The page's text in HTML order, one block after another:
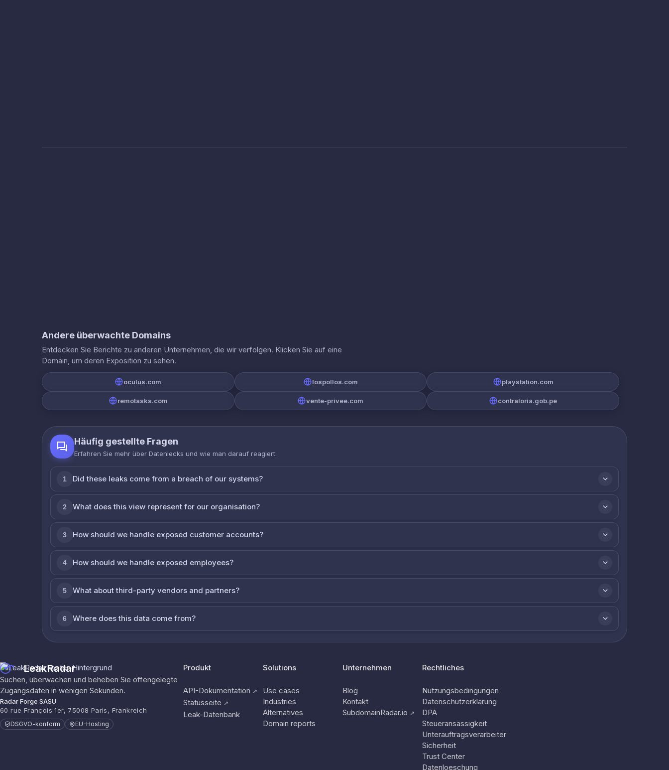
Andere überwachte Domains
Entdecken Sie Berichte zu anderen Unternehmen, die wir verfolgen. Klicken Sie auf eine
Domain, um deren Exposition zu sehen.
oculus.com lospollos.com playstation.com
remotasks.com vente-privee.com contraloria.gob.pe
Häufig gestellte Fragen
Erfahren Sie mehr über Datenlecks und wie man darauf reagiert.
1 Did these leaks come from a breach of our systems?
2 What does this view represent for our organisation?
3 How should we handle exposed customer accounts?
4 How should we handle exposed employees?
5 What about third-party vendors and partners?
6 Where does this data come from?
LeakRadar
Suchen, überwachen und beheben Sie offengelegte
Zugangsdaten in wenigen Sekunden.
Radar Forge SASU
60 rue François 1er, 75008 Paris, Frankreich
DSGVO-konform EU-Hosting
Produkt
API-Dokumentation ↗
Statusseite ↗
Leak-Datenbank
Solutions
Use cases
Industries
Alternatives
Domain reports
Unternehmen
Blog
Kontakt
SubdomainRadar.io ↗
Rechtliches
Nutzungsbedingungen
Datenschutzerklärung
DPA
Steueransässigkeit
Unterauftragsverarbeiter
Sicherheit
Trust Center
Datenloeschung